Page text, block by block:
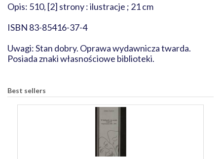
Opis: 510, [2] strony : ilustracje ; 21 cm
ISBN 83-85416-37-4
Uwagi: Stan dobry. Oprawa wydawnicza twarda.
Posiada znaki własnościowe biblioteki.
Best sellers